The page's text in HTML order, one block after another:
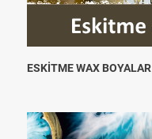
ESKITME WAX BOYALAR